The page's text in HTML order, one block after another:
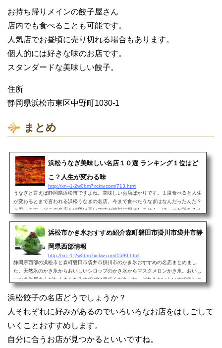
お持ち帰りメインの餃子屋さん
店内でも食べることも可能です。
人気店でお昼頃に売り切れる場合もあります。
個人的には好きな味のお店です。
スタンダードな美味しい餃子。
住所
静岡県浜松市東区中野町1030-1
まとめ
浜松うなぎ美味しい名店１０選 ランキング１位はど
こ？人生が変わる味
http://xn--1-2w0bm7xckw.com/713.html
うなぎと言えば静岡県浜松市ですよね。美味しいお店ばかりです。１度食べると人生
が変わるとまで言われる浜松うなぎの名店。今まで食べたうなぎはなんだったんだ？
と思います。どこの名店も値段は高いですが絶対に損はしません。ほっぺが落ちるう
まさとはこういうこ...
浜松市かき氷おすすめ紹介森町磐田市掛川市袋井市静
岡県西部情報
http://xn--1-2w0bm7xckw.com/1590.html
静岡県西部の浜松市と森町磐田市袋井市掛川市のかき氷おすすめの名店まとめまし
た。天然氷のかき氷からおいしいシロップのかき氷からマスクメロンかき氷。おいし
いかき氷屋さんがたくさんあるのでぜひ見てくださいね。どれもおいしいのでランキ
ングは付けれない。感...
浜松餃子の名店どうでしょうか？
人それぞれに好みがあるのでいろいろなお店をはしごして
いくことおすすめします。
自分に合うお店が見つかるといいですね。